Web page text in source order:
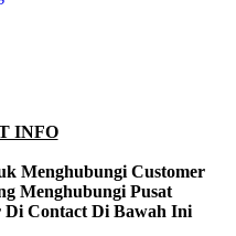
INFO
Menghubungi Customer
Menghubungi Pusat
Di Contact Di Bawah Ini